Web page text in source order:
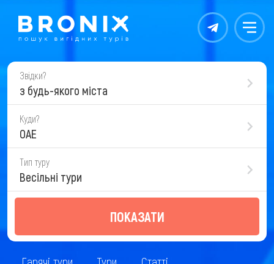
Контакты Меню
Звідки?
з будь-якого міста
Куди?
ОАЕ
Тип туру
Весільні тури
ПОКАЗАТИ